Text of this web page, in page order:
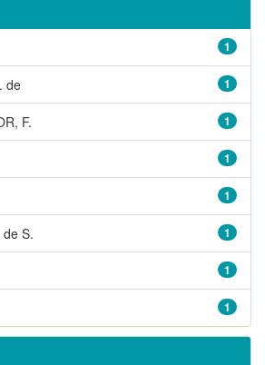
1
1
de
1
F.
1
1
1
de S.
1
1